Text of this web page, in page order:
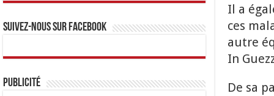
Il a
ces
autre
In
De sa
Suivez-nous sur Facebook
Publicité